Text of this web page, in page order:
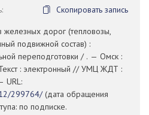
Скопировать запись
железных дорог (тепловозы,
подвижной состав) :
переподготовки / . — Омск :
: электронный // УМЦ ЖДТ :
URL:
299764/(дата обращения
по подписке.